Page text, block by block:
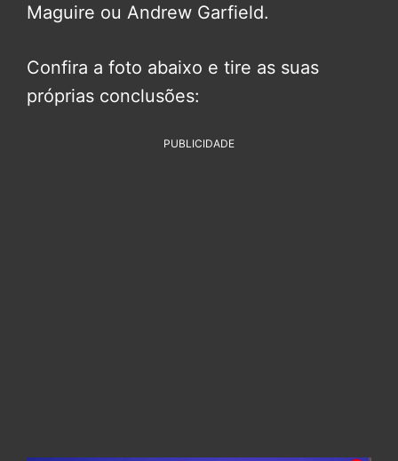
Maguire ou Andrew Garfield.
Confira a foto abaixo e tire as suas
próprias conclusões:
PUBLICIDADE